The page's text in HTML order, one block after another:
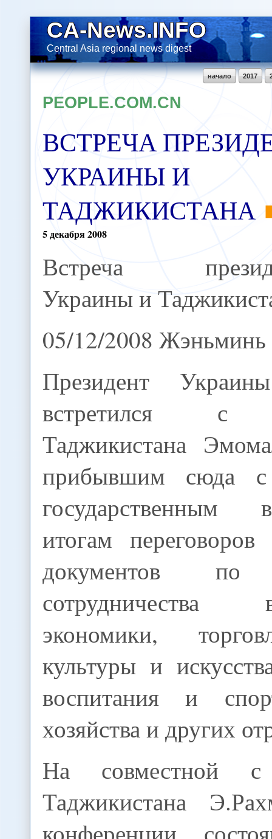
CA-News.INFO
Central Asia regional news digest
2017
начало
PEOPLE.COM.CN
ВСТРЕЧА
УКРАИНЫ И
ТАДЖИКИСТАНА
5декабря2008
Встреча
Украины и
05/12/2008
Президент
встретился с
Таджикистана
прибывшим сюда с
итогам
документов по
экономики,
культуры и
воспитания и
хозяйства и других
На совместной с
Таджикистана